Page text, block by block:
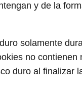
y de la
solamente
no contienen
duro al finalizar